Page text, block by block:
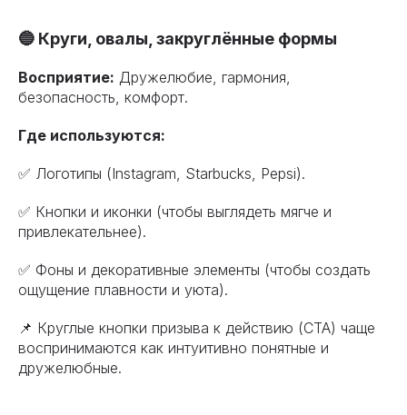
🔵 Круги, овалы, закруглённые формы
Восприятие: Дружелюбие, гармония,
безопасность, комфорт.
Где используются:
✅ Логотипы (Instagram, Starbucks, Pepsi).
✅ Кнопки и иконки (чтобы выглядеть мягче и
привлекательнее).
✅ Фоны и декоративные элементы (чтобы создать
ощущение плавности и уюта).
📌 Круглые кнопки призыва к действию (CTA) чаще
воспринимаются как интуитивно понятные и
дружелюбные.